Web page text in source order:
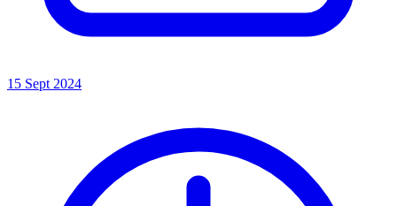
15 Sept 2024